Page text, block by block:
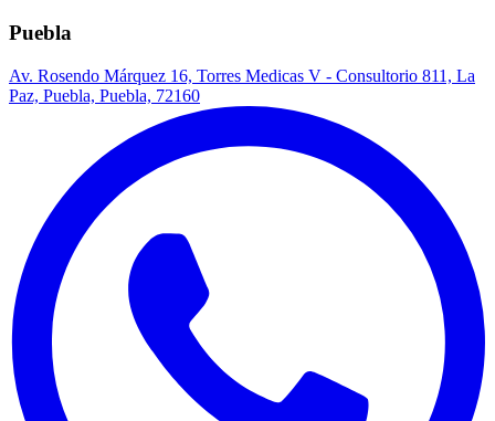
Puebla
Av. Rosendo Márquez 16, Torres Medicas V - Consultorio 811, La
Paz, Puebla, Puebla, 72160